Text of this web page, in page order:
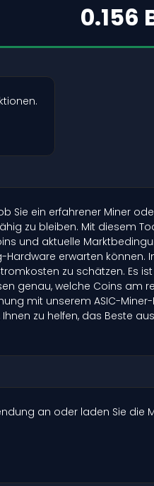
0.156
Sie ein erfahrener Miner
zu bleiben. Mit diesem
und aktuelle
Hardware erwarten können.
zu schätzen. Es
genau, welche Coins am
mit unserem ASIC-
zu helfen, das Beste
an oder laden Sie die